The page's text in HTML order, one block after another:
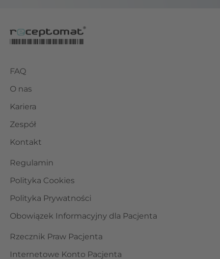
FAQ
O nas
Kariera
Zespół
Kontakt
Regulamin
Polityka Cookies
Polityka Prywatności
Obowiązek Informacyjny dla Pacjenta
Rzecznik Praw Pacjenta
Internetowe Konto Pacjenta